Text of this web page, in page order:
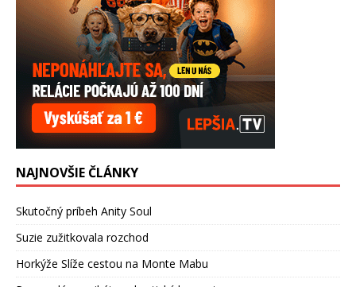
NAJNOVŠIE ČLÁNKY
Skutočný príbeh Anity Soul
Suzie zužitkovala rozchod
Horkýže Slíže cestou na Monte Mabu